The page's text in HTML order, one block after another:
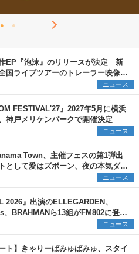
EP『泡沫』のリリースが決定 新
国ライブツアーのトレーラー映像が
ントあり】
ニュース
FESTIVAL'27』2027年5月に横浜
神戸メリケンパークで開催決定
ニュース
Town、主催フェスの第1弾出
として愛はズボーン、夜の本気ダン
plus∈you」のMVも公開に
ニュース
2026』出演のELLEGARDEN、
BRAHMANら13組がFM802に登
ティストの“渾身の1曲”をセレクト
ニュース
ト】きゃりーぱみゅぱみゅ、スタイ